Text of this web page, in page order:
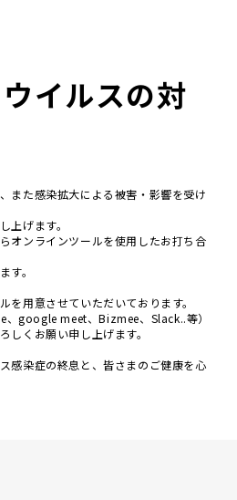
デザイン
イルスの対
また感染拡大による被害・影響を受け
上げます。
オンラインツールを使用したお打ち合
す。
を用意させていただいております。
google meet、Bizmee、Slack..等）
しくお願い申し上げます。
感染症の終息と、皆さまのご健康を心